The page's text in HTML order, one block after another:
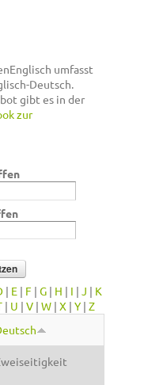
umfasst
Deutsch.
gibt es in der
zur
| E | F | G | H | I | J | K
| U | V | W | X | Y | Z